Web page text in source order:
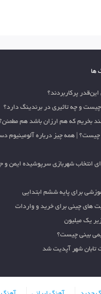
ها
پرکاربردند؟
و چه تاثیری در برندینگ دارد؟
بخریم که هم ارزان باشد هم
چیست؟ | همه چیز درباره آلومینیوم
انتخاب شهربازی سرپوشیده ایمن و
برای پایه ششم ابتدایی
های چینی برای خرید و واردات
یک میلیون
بینی چیست؟
تابان شهر آپدیت شد